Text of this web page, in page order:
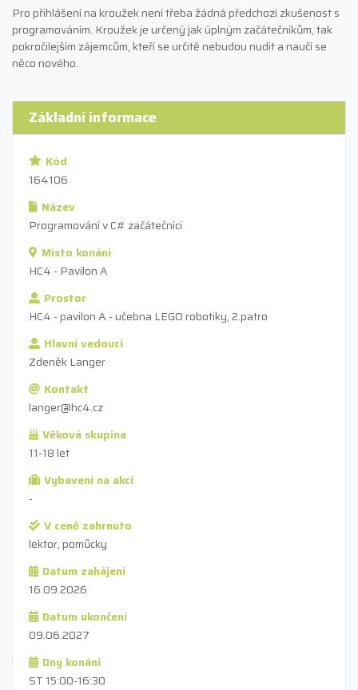
Pro přihlášení na kroužek není třeba žádná předchozí zkušenost s
programováním. Kroužek je určený jak úplným začátečníkům, tak
pokročilejším zájemcům, kteří se určitě nebudou nudit a naučí se
něco nového.
Základní informace
Kód
164106
Název
Programování v C# začátečníci
Místo konání
HC4 - Pavilon A
Prostor
HC4 - pavilon A - učebna LEGO robotiky, 2.patro
Hlavní vedoucí
Zdeněk Langer
Kontakt
langer@hc4.cz
Věková skupina
11-18 let
Vybavení na akci
-
V ceně zahrnuto
lektor, pomůcky
Datum zahájení
16.09.2026
Datum ukončení
09.06.2027
Dny konání
ST 15:00-16:30